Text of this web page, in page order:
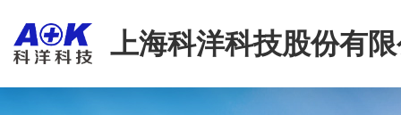
上海科洋科技股份有